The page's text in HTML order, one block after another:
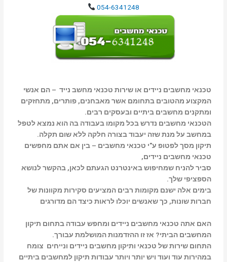
054-6341248
טכנאי מחשבים ניידים או שירות טכנאי מחשב נייד – הם אנשי
המקצוע מהטובים בתחומם אשר מאבחנים, פותרים, מתחזקים
ומתקנים מחשבים ביתיים ובעסקים רבים.
הטכנאי מחשבים נדרש בכל מקומו בעבודה בה הוא נמצא לטפל
במחשב על מנת שזה יעבוד בצורה חלקה ללא שום תקלה.
תיקון מסך לפטופ ע"י טכנאי מחשבים – בין אם אתם מחפשים
טכנאי מחשבים ניידים,
סביר להניח שמחיפוש באינטרנט הגעתם לכאן, בהקשר לנושא
הספציפי שלך.
בימים אלה ישנם מקומות רבים המציעים סקירות מקוונות של
חברות שונות, כך שאנשים יוכלו לראות כיצד הם מדורגים
האם אתה טכנאי מחשבים ניידים ומחפש עבודה בתחום תיקון
המחשבים הביתי? אז זו ההזדמנות המושלמת עבורך.
התחום שירות של טכנאי ותיקון מחשבים ניידים ונייחים צומח
במהירות עוד ועוד ויש יותר ויותר עבודות תיקון למחשבים ביתיים